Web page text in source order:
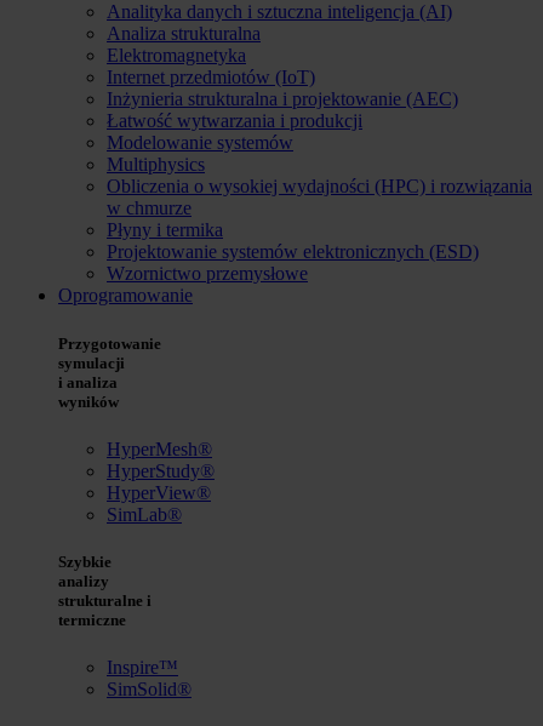
Analityka danych i sztuczna inteligencja (AI)
Analiza strukturalna
Elektromagnetyka
Internet przedmiotów (IoT)
Inżynieria strukturalna i projektowanie (AEC)
Łatwość wytwarzania i produkcji
Modelowanie systemów
Multiphysics
Obliczenia o wysokiej wydajności (HPC) i rozwiązania
w chmurze
Płyny i termika
Projektowanie systemów elektronicznych (ESD)
Wzornictwo przemysłowe
Oprogramowanie
Przygotowanie
symulacji
i analiza
wyników
HyperMesh®
HyperStudy®
HyperView®
SimLab®
Szybkie
analizy
strukturalne i
termiczne
Inspire™
SimSolid®